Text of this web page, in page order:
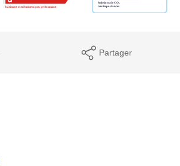
Partager